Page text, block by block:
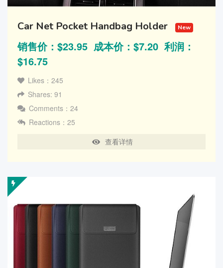
Car Net Pocket Handbag Holder New
销售价：$23.95 成本价：$7.20 利润：
$16.75
Likes：245
Shares: 91
Comments：24
Reactions：25
查看详情